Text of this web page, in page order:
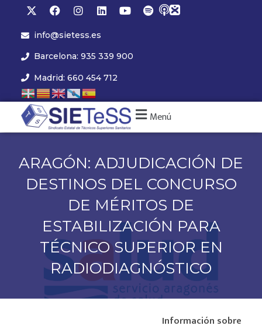
info@sietess.es
Barcelona: 935 339 900
Madrid: 660 454 712
Menú
ARAGÓN: ADJUDICACIÓN DE
DESTINOS DEL CONCURSO
DE MÉRITOS DE
ESTABILIZACIÓN PARA
TÉCNICO SUPERIOR EN
RADIODIAGNÓSTICO
Información sobre